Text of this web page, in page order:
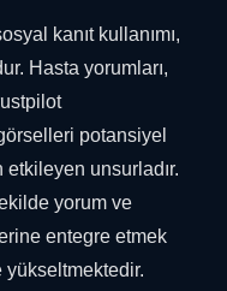
kanıt kullanımı,
Hasta yorumları,
potansiyel
unsurladır.
yorum ve
entegre etmek
yükseltmektedir.